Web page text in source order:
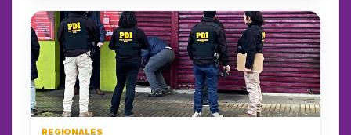
REGIONALES